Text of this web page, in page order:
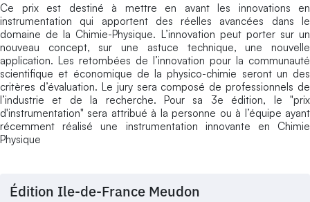
Ce prix est destiné à mettre en avant les innovations en
instrumentation qui apportent des réelles avancées dans le
domaine de la Chimie-Physique. L’innovation peut porter sur un
nouveau concept, sur une astuce technique, une nouvelle
application. Les retombées de l’innovation pour la communauté
scientifique et économique de la physico-chimie seront un des
critères d’évaluation. Le jury sera composé de professionnels de
l’industrie et de la recherche. Pour sa 3e édition, le "prix
d'instrumentation" sera attribué à la personne ou à l’équipe ayant
récemment réalisé une instrumentation innovante en Chimie
Physique
Édition Ile-de-France Meudon